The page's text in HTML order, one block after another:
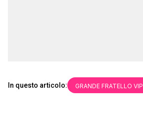
In questo articolo: GRANDE FRATELLO VIP